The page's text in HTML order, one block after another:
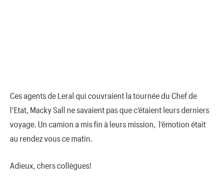
Ces agents de Leral qui couvraient la tournée du Chef de
l’Etat, Macky Sall ne savaient pas que c’étaient leurs derniers
voyage. Un camion a mis fin à leurs mission, l’émotion était
au rendez vous ce matin.
Adieux, chers collègues!